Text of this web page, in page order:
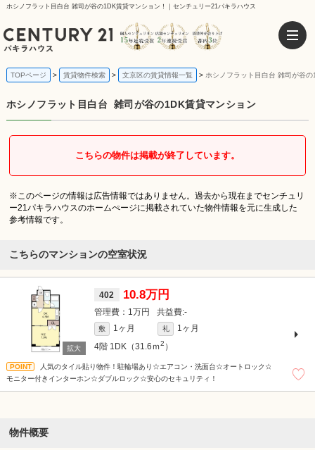
ホシノフラット目白台 雑司が谷の1DK賃貸マンション！｜センチュリー21パキラハウス
TOPページ 賃貸物件検索 文京区の賃貸情報一覧 ホシノフラット目白台 雑司が谷
ホシノフラット目白台 雑司が谷の1DK賃貸マンション
こちらの物件は掲載が終了しています。
※このページの情報は広告情報ではありません。過去から現在までセンチュリ
ー21パキラハウスのホームぺージに掲載されていた物件情報を元に生成した
参考情報です。
こちらのマンションの空室状況
402 10.8万円
1万円 -
敷 1ヶ月 礼
1ヶ月
4階 1DK（31.6ｍ2 ）
人気のタイル貼り物件！駐輪場あり☆エアコン・洗面台☆オートロック☆
モニター付きインターホン☆ダブルロック☆安心のセキュリティ！
物件概要